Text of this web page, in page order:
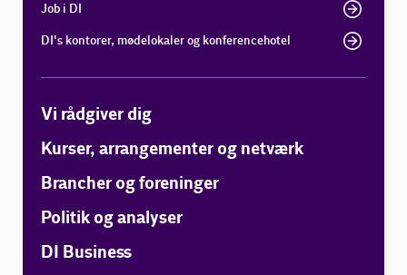
Job i DI
DI's kontorer, mødelokaler og konferencehotel
Vi rådgiver dig
Kurser, arrangementer og netværk
Brancher og foreninger
Politik og analyser
DI Business